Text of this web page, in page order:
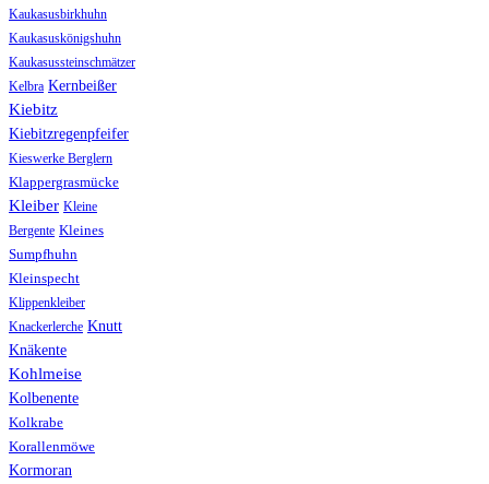
Kaukasusbirkhuhn
Kaukasuskönigshuhn
Kaukasussteinschmätzer
Kelbra Kernbeißer
Kiebitz
Kiebitzregenpfeifer
Kieswerke Berglern
Klappergrasmücke
Kleiber Kleine
Bergente Kleines
Sumpfhuhn
Kleinspecht
Klippenkleiber
Knackerlerche Knutt
Knäkente
Kohlmeise
Kolbenente
Kolkrabe
Korallenmöwe
Kormoran